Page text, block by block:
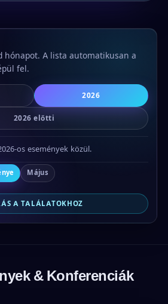
hónapot. A lista automatikusan a
fel.
2026
2026 előtti
os események közül.
Május
A TALÁLATOKHOZ
& Konferenciák